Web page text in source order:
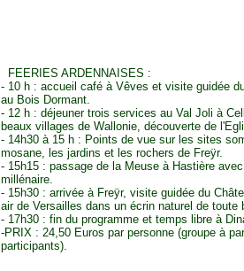
FEERIES ARDENNAISES :
- 10 h : accueil café à Vêves et visite guidée
au Bois Dormant.
- 12 h : déjeuner trois services au Val Joli à
beaux villages de Wallonie, découverte de
- 14h30 à 15 h : Points de vue sur les sites
mosane, les jardins et les rochers de Freÿr.
- 15h15 : passage de la Meuse à Hastière
millénaire.
- 15h30 : arrivée à Freÿr, visite guidée du
air de Versailles dans un écrin naturel de toute
- 17h30 : fin du programme et temps libre à
-PRIX : 24,50 Euros par personne (groupe à
participants).